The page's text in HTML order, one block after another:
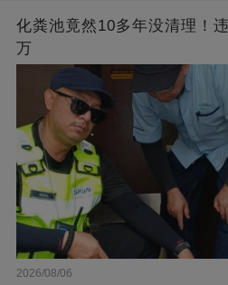
化粪池竟然10多年没清理！
万
2026/08/06